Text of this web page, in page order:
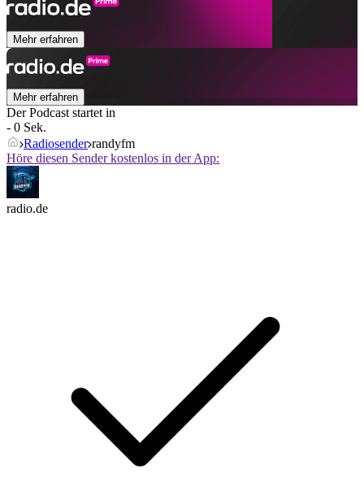
Mehr erfahren
Mehr erfahren
Der Podcast startet in
- 0 Sek.
Radiosender randyfm
Höre diesen Sender kostenlos in der App:
radio.de